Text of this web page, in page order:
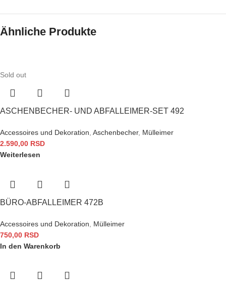
Ähnliche Produkte
Sold out
ASCHENBECHER- UND ABFALLEIMER-SET 492
Accessoires und Dekoration Aschenbecher, Mülleimer
2.590,00 RSD
Weiterlesen
BÜRO-ABFALLEIMER 472B
Accessoires und Dekoration
Mülleimer
750,00 RSD
In den Warenkorb